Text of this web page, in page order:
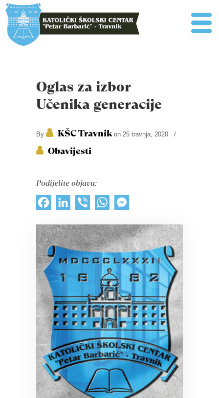
Oglas za izbor
Učenika generacije
By KŠC Travnikon 25 travnja, 2020 /
Obavijesti
Podijelite objavu:
FacebookLinkedInViber WhatsApp